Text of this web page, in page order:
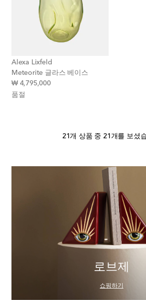
Alexa Lixfeld
Meteorite 글라스 베이스
₩ 4,795,000original price
품절
21개 상품 중 21개를 보셨
로브제
쇼핑하기